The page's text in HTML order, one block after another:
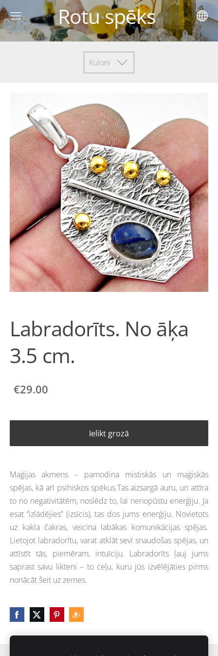
Rotu spēks
Kuloni
Labradorīts. No āķa
3.5 cm.
€29.00
Ielikt grozā
Maģijas akmens – pamodina mistiskās un maģiskās
spējas, kā arī psihiskos spēkus.Tas aizsargā auru, un attīra
to no negativitātēm, noslēdz to, lai nenopūstu enerģiju. Ja
esat ‘’izlādējies’’ (izsīcis), tas dos jums enerģiju. Novietots
uz kakla čakras, veicina labākas komunikācijas spējas.
Lietojot labradorītu, varat atklāt sevī snaudošas spējas, un
attīstīt tās, piemēram, intuīciju. Labradorīts ļauj jums
saprast savu likteni – to ceļu, kuru jūs izvēlējāties pirms
nonācāt šeit uz zemes.